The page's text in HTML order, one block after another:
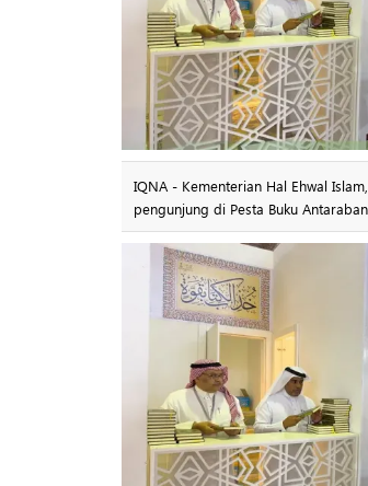
IQNA - Kementerian Hal Ehwal
pengunjung di Pesta Buku